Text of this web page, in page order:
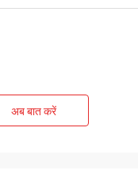
अब बात करें